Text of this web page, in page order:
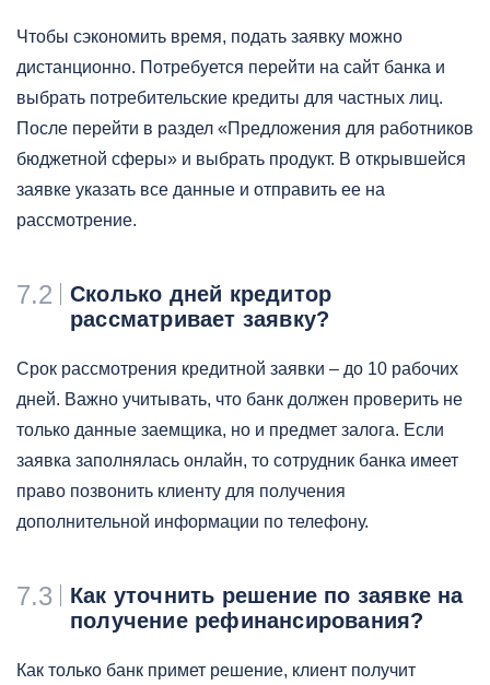
Чтобы сэкономить время, подать заявку можно
дистанционно. Потребуется перейти на сайт банка и
выбрать потребительские кредиты для частных лиц.
После перейти в раздел «Предложения для работников
бюджетной сферы» и выбрать продукт. В открывшейся
заявке указать все данные и отправить ее на
рассмотрение.
7.2
Сколько дней кредитор
рассматривает заявку?
Срок рассмотрения кредитной заявки – до 10 рабочих
дней. Важно учитывать, что банк должен проверить не
только данные заемщика, но и предмет залога. Если
заявка заполнялась онлайн, то сотрудник банка имеет
право позвонить клиенту для получения
дополнительной информации по телефону.
7.3
Как уточнить решение по заявке на
получение рефинансирования?
Как только банк примет решение, клиент получит